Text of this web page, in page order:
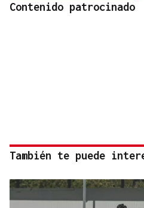
Contenido patrocinado
También te puede